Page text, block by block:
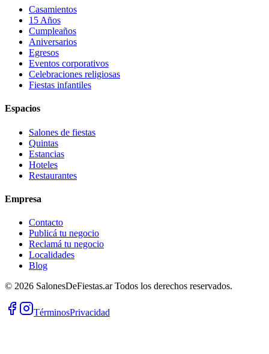
Casamientos
15 Años
Cumpleaños
Aniversarios
Egresos
Eventos corporativos
Celebraciones religiosas
Fiestas infantiles
Espacios
Salones de fiestas
Quintas
Estancias
Hoteles
Restaurantes
Empresa
Contacto
Publicá tu negocio
Reclamá tu negocio
Localidades
Blog
© 2026 SalonesDeFiestas.arTodos los derechos reservados.
TérminosPrivacidad